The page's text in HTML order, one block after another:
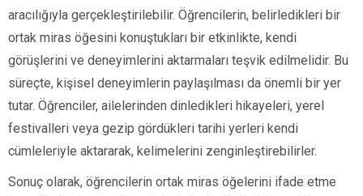
aracılığıyla gerçekleştirilebilir. Öğrencilerin, belirledikleri bir
ortak miras öğesini konuştukları bir etkinlikte, kendi
görüşlerini ve deneyimlerini aktarmaları teşvik edilmelidir. Bu
süreçte, kişisel deneyimlerin paylaşılması da önemli bir yer
tutar. Öğrenciler, ailelerinden dinledikleri hikayeleri, yerel
festivalleri veya gezip gördükleri tarihi yerleri kendi
cümleleriyle aktararak, kelimelerini zenginleştirebilirler.
Sonuç olarak, öğrencilerin ortak miras öğelerini ifade etme